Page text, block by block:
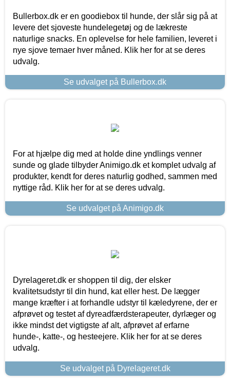
Bullerbox.dk er en goodiebox til hunde, der slår sig på at
levere det sjoveste hundelegetøj og de lækreste
naturlige snacks. En oplevelse for hele familien, leveret i
nye sjove temaer hver måned. Klik her for at se deres
udvalg.
Se udvalget på Bullerbox.dk
For at hjælpe dig med at holde dine yndlings venner
sunde og glade tilbyder Animigo.dk et komplet udvalg af
produkter, kendt for deres naturlig godhed, sammen med
nyttige råd. Klik her for at se deres udvalg.
Se udvalget på Animigo.dk
Dyrelageret.dk er shoppen til dig, der elsker
kvalitetsudstyr til din hund, kat eller hest. De lægger
mange kræfter i at forhandle udstyr til kæledyrene, der er
afprøvet og testet af dyreadfærdsterapeuter, dyrlæger og
ikke mindst det vigtigste af alt, afprøvet af erfarne
hunde-, katte-, og hesteejere. Klik her for at se deres
udvalg.
Se udvalget på Dyrelageret.dk